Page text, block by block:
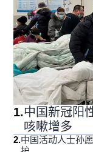
1.中国新冠阳
咳嗽增多
2.中国活动人士孙